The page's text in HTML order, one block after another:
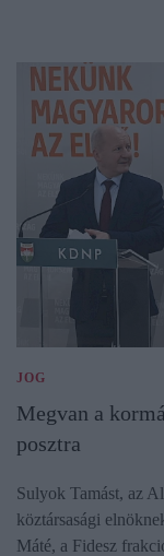
JOG
Megvan a
posztra
Sulyok Tamást, az
köztársasági
Máté, a Fidesz